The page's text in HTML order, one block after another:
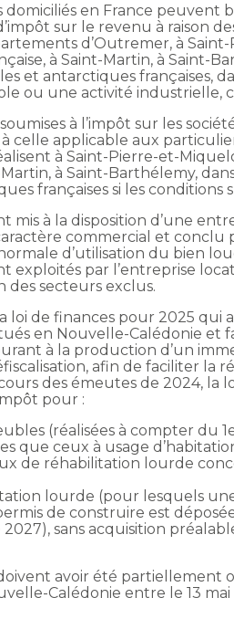
en France peuvent
sur le revenu à raison
d’Outremer, à
à Saint-Martin, à Saint-
et antarctiques françaises,
ou une activité industrielle,
à l’impôt sur les
celle applicable aux
à Saint-Pierre-et-
à Saint-Barthélemy,
françaises si les conditions
mis à la disposition d’une
commercial et conclu
d’utilisation du bien
exploités par l’entreprise
des secteurs exclus.
loi de finances pour 2025 qui
en Nouvelle-Calédonie et
à la production d’un
afin de faciliter la
des émeutes de 2024, la
pour :
(réalisées à compter du
que ceux à usage
de réhabilitation lourde
lourde (pour lesquels
de construire est
2027), sans acquisition
avoir été partiellement
Calédonie entre le 13